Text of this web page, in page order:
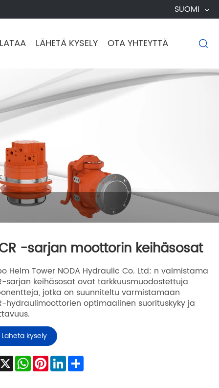
SUOMI
LATAA LÄHETÄ KYSELY OTA YHTEYTTÄ 
-sarjan moottorin keihäsosat
Helm Tower NODA Hydraulic Co. Ltd: n valmistama
sarjan keihäsosat ovat tarkkuusmuodostettuja
jotka on suunniteltu varmistamaan
hydraulimoottorien optimaalinen suorituskyky ja
Lähetä kysely
X WhatsApp
Pinterest
LinkedInShare